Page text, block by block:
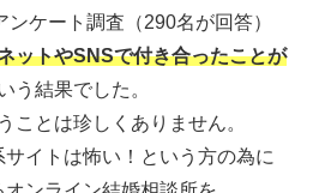
ンケート調査（290名が回答）
ットやSNSで付き合ったことが
う結果でした。
ことは珍しくありません。
イトは怖い！という方の為に